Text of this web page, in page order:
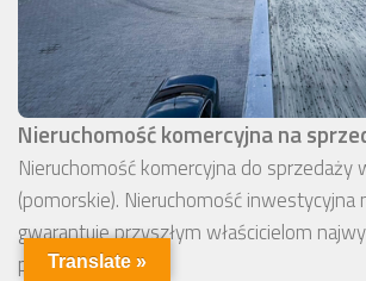
Nieruchomość komercyjna na
Nieruchomość komercyjna do sprzedaży
(pomorskie). Nieruchomość inwestycyjna
gwarantuje przyszłym właścicielom
pracy.Translate »